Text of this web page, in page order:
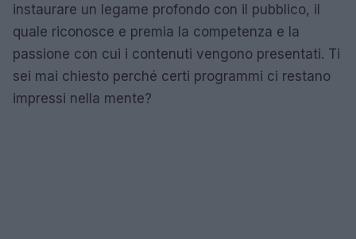
instaurare un legame profondo con il pubblico, il
quale riconosce e premia la competenza e la
passione con cui i contenuti vengono presentati. Ti
sei mai chiesto perché certi programmi ci restano
impressi nella mente?